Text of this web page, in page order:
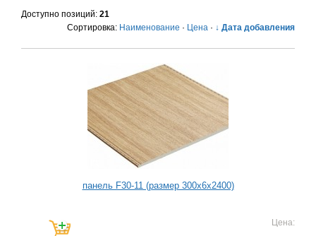
Доступно позиций: 21
Сортировка: Наименование · Цена · ↓ Дата добавления
панель F30-11 (размер 300х6х2400)
Цена: